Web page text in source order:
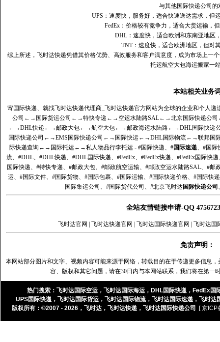
与其他国际快递公司的
UPS：速度快，服务好，适合快速送达需求，但
FedEx：价格较有竞争力，适合大货运输，
DHL：速度快，适合欧洲和东南亚地区
TNT：速度快，适合欧洲地区，但对
综上所述，飞时达快递凭借其价格优势、高效服务和客户满意度，成为市场上一
托运航空大包海运搬家一
本站相关业务
寄国际快递、就找飞时达快递代理商_飞时达快递官方网站为全球的企业和个人递
公司 ←→ 国际货运公司 ←→特快专递 ←→ 空运水陆路SAL←→北京国际快递公司
←→DHL快递 ←→邮政大包←→航空大包←→邮政海运水陆路←→DHL国际快递
国际快递公司 ←→EMS国际快递公司 ←→ 国际快运←→DHL国际物流←→联邦国
际快递查询 ←→ 国际托运←→私人物品行李托运 - #国际快递、#国际速递、#国际
流、#DHL、#DHL快递、#DHL国际快递、#FedEx、#FedEx快递、#FedEx国际快
国际快递、#特快专递、#邮政大包、#邮政航空运输、#邮政空运水陆路SAL、#
运、#国际文件、#国际货物、#国际包裹、#国际运输、#国际快递价格、#国际快
国际集运公司、#国际货代公司、#北京飞时达国际快递公司
全站友情链接申请-QQ
飞时达官网 飞时达快递官网 飞时达国际快递官网 飞时达国
免责声明：
本网站部分图片和文字、视频内容可能来源于网络，转载目的在于传递更多信息
容、版权和其它问题，请在30日内与本网站联系，我们将在第一
热门搜索： 飞时达国际空运 ， 飞时达国际海运 ， DHL国际快递 ， FedEx国
UPS国际快递 ， 飞时达国际货运 ， 飞时达国际物流， 飞时达国际速递 ， 飞时达
版权所有：©2007 - 2026， 飞时达， 飞时达快递， 飞时达国际快递公司 [ 京ICP